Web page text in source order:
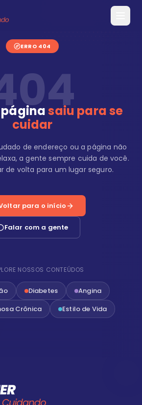
ERRO 404
páginasaiu para se
cuidar
de endereço ou a página não
a gente sempre cuida de você.
de volta para um lugar seguro.
para o início
Falar com a gente
NOSSOS CONTEÚDOS
Diabetes
Angina
Crônica
Estilo de Vida